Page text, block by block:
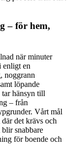
– för hem,
när minuter
enligt en
noggrann
löpande
hänsyn till
– från
Vårt mål
det krävs och
snabbare
för boende och